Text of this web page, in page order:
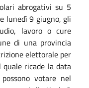
abrogativi su 5
lunedì 9 giugno, gli
lavoro o cure
di una provincia
elettorale per
ricade la data
votare nel